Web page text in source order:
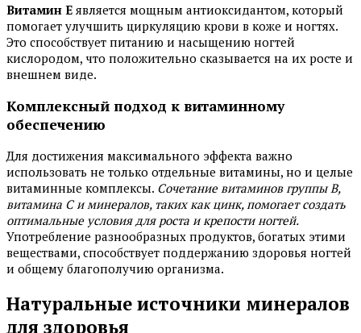
Витамин E является мощным антиоксидантом, который
помогает улучшить циркуляцию крови в коже и ногтях.
Это способствует питанию и насыщению ногтей
кислородом, что положительно сказывается на их росте и
внешнем виде.
Комплексный подход к витаминному
обеспечению
Для достижения максимального эффекта важно
использовать не только отдельные витамины, но и целые
витаминные комплексы. Сочетание витаминов группы B,
витамина C и минералов, таких как цинк, помогает создать
оптимальные условия для роста и крепости ногтей.
Употребление разнообразных продуктов, богатых этими
веществами, способствует поддержанию здоровья ногтей
и общему благополучию организма.
Натуральные источники минералов
для здоровья